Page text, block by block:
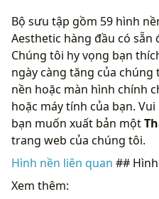
Bộ sưu tập gồm 59 hình
Aesthetic hàng đầu có sẵn
Chúng tôi hy vọng bạn
ngày càng tăng của
nền hoặc màn hình chính
hoặc máy tính của bạn.
bạn muốn xuất bản một
trang web của chúng tôi.
Hình nền liên quan ##
Xem thêm: